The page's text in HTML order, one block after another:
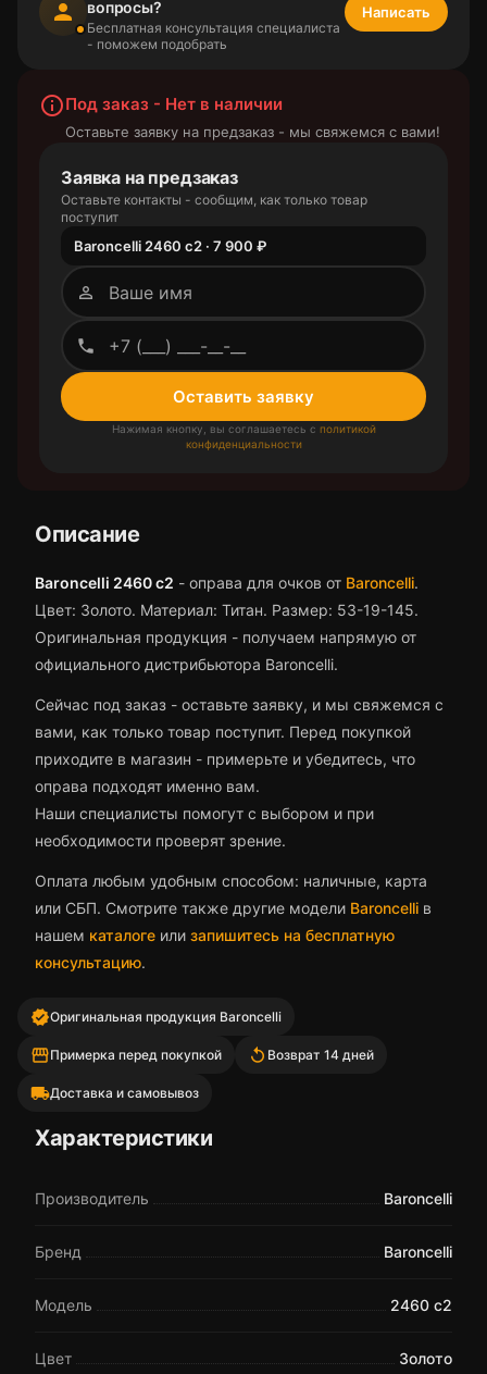
person
вопросы?
Бесплатная консультация специалиста
- поможем подобрать
Написать
info_outlineПод заказ - Нет в наличии
Оставьте заявку на предзаказ - мы свяжемся с вами!
Заявка на предзаказ
Оставьте контакты - сообщим, как только товар
поступит
Baroncelli 2460 с2 · 7 900 ₽
person_outline
phone_outlined
Оставить заявку
Нажимая кнопку, вы соглашаетесь с политикой
конфиденциальности
Описание
Baroncelli 2460 с2 - оправа для очков от Baroncelli.
Цвет: Золото. Материал: Титан. Размер: 53-19-145.
Оригинальная продукция - получаем напрямую от
официального дистрибьютора Baroncelli.
Сейчас под заказ - оставьте заявку, и мы свяжемся с
вами, как только товар поступит. Перед покупкой
приходите в магазин - примерьте и убедитесь, что
оправа подходят именно вам.
Наши специалисты помогут с выбором и при
необходимости проверят зрение.
Оплата любым удобным способом: наличные, карта
или СБП. Смотрите также другие модели Baroncelli в
нашем каталоге или запишитесь на бесплатную
консультацию.
verifiedОригинальная продукция Baroncelli
storefrontПримерка перед покупкой replay Возврат 14 дней
local_shippingДоставка и самовывоз
Характеристики
Производитель Baroncelli
Бренд Baroncelli
Модель 2460 с2
Цвет Золото